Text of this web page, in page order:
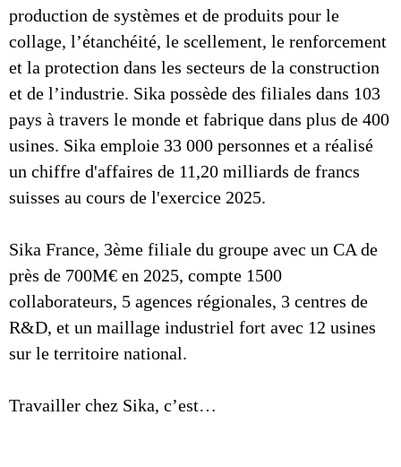
production de systèmes et de produits pour le
collage, l’étanchéité, le scellement, le renforcement
et la protection dans les secteurs de la construction
et de l’industrie. Sika possède des filiales dans 103
pays à travers le monde et fabrique dans plus de 400
usines. Sika emploie 33 000 personnes et a réalisé
un chiffre d'affaires de 11,20 milliards de francs
suisses au cours de l'exercice 2025.
Sika France, 3ème filiale du groupe avec un CA de
près de 700M€ en 2025, compte 1500
collaborateurs, 5 agences régionales, 3 centres de
R&D, et un maillage industriel fort avec 12 usines
sur le territoire national.
Travailler chez Sika, c’est…